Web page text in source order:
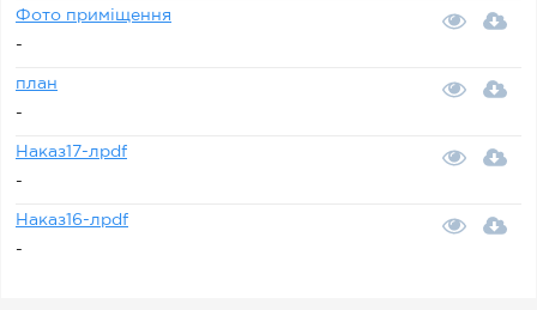
Фото приміщення
-
план
-
Наказ17-лpdf
-
Наказ16-лpdf
-